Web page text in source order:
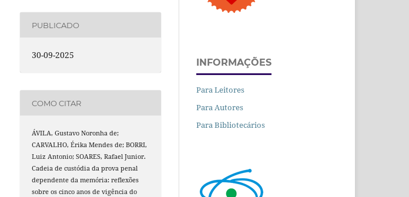
PUBLICADO
30-09-2025
COMO CITAR
ÁVILA, Gustavo Noronha de;
CARVALHO, Érika Mendes de; BORRI,
Luiz Antonio; SOARES, Rafael Junior.
Cadeia de custódia da prova penal
dependente da memória: reflexões
sobre os cinco anos de vigência do
INFORMAÇÕES
Para Leitores
Para Autores
Para Bibliotecários